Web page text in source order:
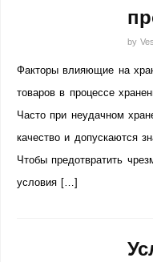
by
Факторы влияющие на
товаров в процессе
Часто при неудачном
качество и допускаются
Чтобы предотвратить
условия […]